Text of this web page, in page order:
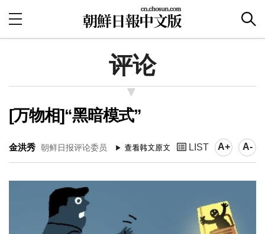
评论
[万物相]“黑暗模式”
金洪秀 朝鲜日报评论委员 LIST A+ A-